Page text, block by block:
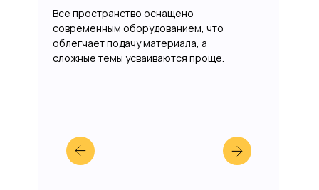
Все пространство оснащено
современным оборудованием, что
облегчает подачу материала, а
сложные темы усваиваются проще.